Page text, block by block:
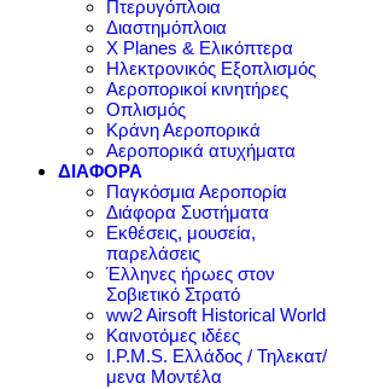
Πτερυγόπλοια
Διαστημόπλοια
X Planes & Ελικόπτερα
Ηλεκτρονικός Εξοπλισμός
Αεροπορικοί κινητήρες
Οπλισμός
Κράνη Αεροπορικά
Αεροπορικά ατυχήματα
ΔΙΑΦΟΡΑ
Παγκόσμια Αεροπορία
Διάφορα Συστήματα
Εκθέσεις, μουσεία,
παρελάσεις
Έλληνες ήρωες στον
Σοβιετικό Στρατό
ww2 Airsoft Historical World
Καινοτόμες ιδέες
I.P.M.S. Ελλάδος / Τηλεκατ/
μενα Μοντέλα